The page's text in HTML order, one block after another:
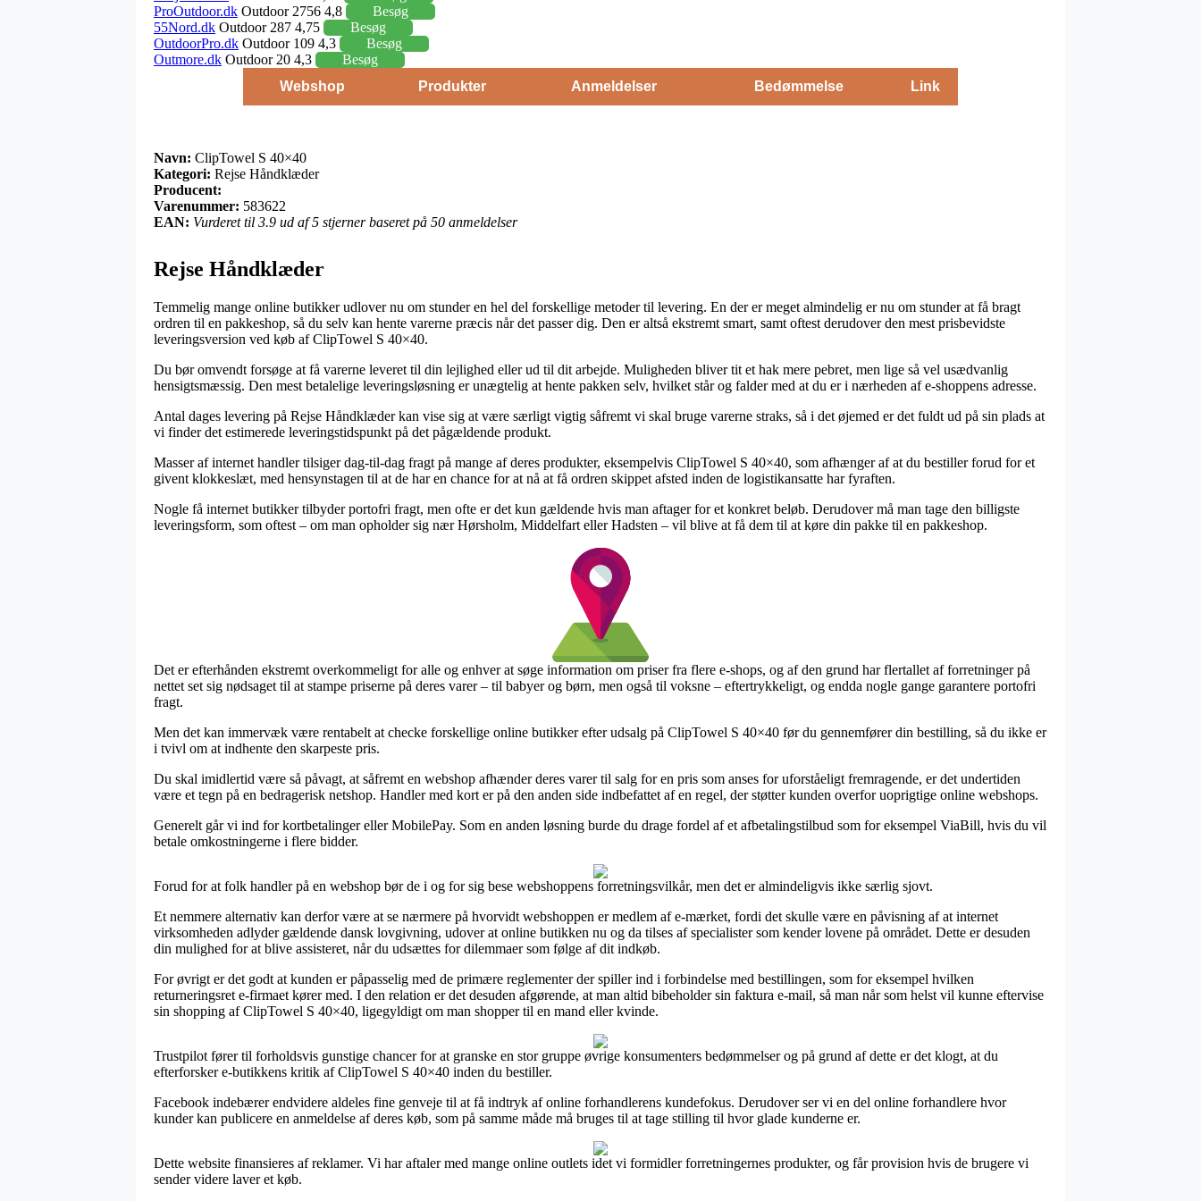
ProOutdoor.dk Outdoor 2756 4,8
Besøg
55Nord.dk Outdoor 287 4,75
Besøg
OutdoorPro.dk Outdoor 109 4,3
Besøg
Outmore.dk Outdoor 20 4,3
Besøg
Webshop
Produkter Anmeldelser Bedømmelse Link
Navn: ClipTowel S 40×40
Kategori: Rejse Håndklæder
Producent:
Varenummer: 583622
EAN: Vurderet til 3.9 ud af 5 stjerner baseret på 50 anmeldelser
Rejse Håndklæder
Temmelig mange online butikker udlover nu om stunder en hel del forskellige metoder til levering. En der er meget almindelig er nu om stunder at få bragt
ordren til en pakkeshop, så du selv kan hente varerne præcis når det passer dig. Den er altså ekstremt smart, samt oftest derudover den mest prisbevidste
leveringsversion ved køb af ClipTowel S 40×40.
Du bør omvendt forsøge at få varerne leveret til din lejlighed eller ud til dit arbejde. Muligheden bliver tit et hak mere pebret, men lige så vel usædvanlig
hensigtsmæssig. Den mest betalelige leveringsløsning er unægtelig at hente pakken selv, hvilket står og falder med at du er i nærheden af e-shoppens adresse.
Antal dages levering på Rejse Håndklæder kan vise sig at være særligt vigtig såfremt vi skal bruge varerne straks, så i det øjemed er det fuldt ud på sin plads at
vi finder det estimerede leveringstidspunkt på det pågældende produkt.
Masser af internet handler tilsiger dag-til-dag fragt på mange af deres produkter, eksempelvis ClipTowel S 40×40, som afhænger af at du bestiller forud for et
givent klokkeslæt, med hensynstagen til at de har en chance for at nå at få ordren skippet afsted inden de logistikansatte har fyraften.
Nogle få internet butikker tilbyder portofri fragt, men ofte er det kun gældende hvis man aftager for et konkret beløb. Derudover må man tage den billigste
leveringsform, som oftest – om man opholder sig nær Hørsholm, Middelfart eller Hadsten – vil blive at få dem til at køre din pakke til en pakkeshop.
Det er efterhånden ekstremt overkommeligt for alle og enhver at søge information om priser fra flere e-shops, og af den grund har flertallet af forretninger på
nettet set sig nødsaget til at stampe priserne på deres varer – til babyer og børn, men også til voksne – eftertrykkeligt, og endda nogle gange garantere portofri
fragt.
Men det kan immervæk være rentabelt at checke forskellige online butikker efter udsalg på ClipTowel S 40×40 før du gennemfører din bestilling, så du ikke er
i tvivl om at indhente den skarpeste pris.
Du skal imidlertid være så påvagt, at såfremt en webshop afhænder deres varer til salg for en pris som anses for uforståeligt fremragende, er det undertiden
være et tegn på en bedragerisk netshop. Handler med kort er på den anden side indbefattet af en regel, der støtter kunden overfor uoprigtige online webshops.
Generelt går vi ind for kortbetalinger eller MobilePay. Som en anden løsning burde du drage fordel af et afbetalingstilbud som for eksempel ViaBill, hvis du vil
betale omkostningerne i flere bidder.
Forud for at folk handler på en webshop bør de i og for sig bese webshoppens forretningsvilkår, men det er almindeligvis ikke særlig sjovt.
Et nemmere alternativ kan derfor være at se nærmere på hvorvidt webshoppen er medlem af e-mærket, fordi det skulle være en påvisning af at internet
virksomheden adlyder gældende dansk lovgivning, udover at online butikken nu og da tilses af specialister som kender lovene på området. Dette er desuden
din mulighed for at blive assisteret, når du udsættes for dilemmaer som følge af dit indkøb.
For øvrigt er det godt at kunden er påpasselig med de primære reglementer der spiller ind i forbindelse med bestillingen, som for eksempel hvilken
returneringsret e-firmaet kører med. I den relation er det desuden afgørende, at man altid bibeholder sin faktura e-mail, så man når som helst vil kunne eftervise
sin shopping af ClipTowel S 40×40, ligegyldigt om man shopper til en mand eller kvinde.
Trustpilot fører til forholdsvis gunstige chancer for at granske en stor gruppe øvrige konsumenters bedømmelser og på grund af dette er det klogt, at du
efterforsker e-butikkens kritik af ClipTowel S 40×40 inden du bestiller.
Facebook indebærer endvidere aldeles fine genveje til at få indtryk af online forhandlerens kundefokus. Derudover ser vi en del online forhandlere hvor
kunder kan publicere en anmeldelse af deres køb, som på samme måde må bruges til at tage stilling til hvor glade kunderne er.
Dette website finansieres af reklamer. Vi har aftaler med mange online outlets idet vi formidler forretningernes produkter, og får provision hvis de brugere vi
sender videre laver et køb.